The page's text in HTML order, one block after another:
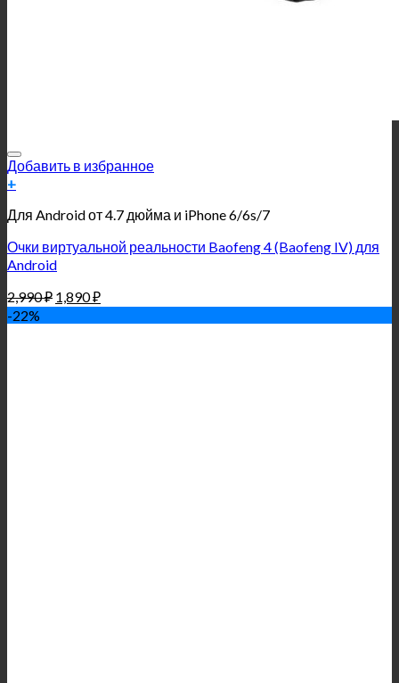
Добавить в избранное
+
Для Android от 4.7 дюйма и iPhone 6/6s/7
Очки виртуальной реальности Baofeng 4 (Baofeng IV) для
Android
2,990₽ 1,890₽
-22%